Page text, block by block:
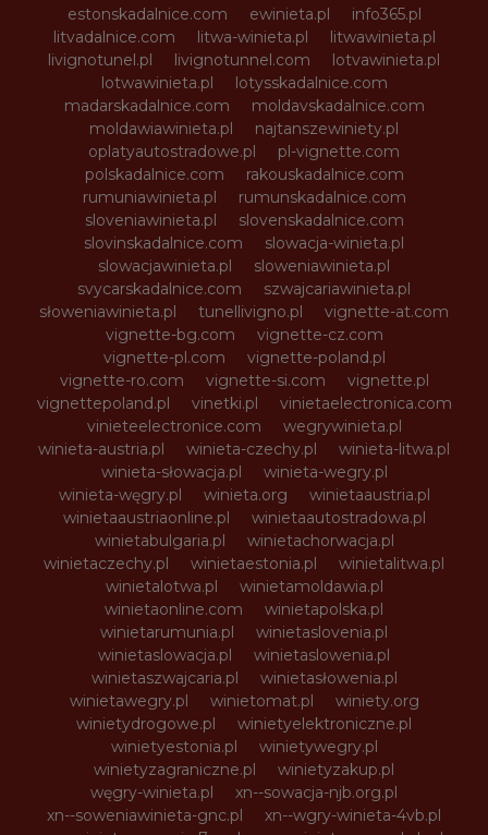
estonskadalnice.com
ewinieta.pl
info365.pl
litvadalnice.com
litwa-winieta.pl
litwawinieta.pl
livignotunel.pl
livignotunnel.com
lotvawinieta.pl
lotwawinieta.pl
lotysskadalnice.com
madarskadalnice.com
moldavskadalnice.com
moldawiawinieta.pl
najtanszewiniety.pl
oplatyautostradowe.pl
pl-vignette.com
polskadalnice.com
rakouskadalnice.com
rumuniawinieta.pl
rumunskadalnice.com
sloveniawinieta.pl
slovenskadalnice.com
slovinskadalnice.com
slowacja-winieta.pl
slowacjawinieta.pl
sloweniawinieta.pl
svycarskadalnice.com
szwajcariawinieta.pl
słoweniawinieta.pl
tunellivigno.pl
vignette-at.com
vignette-bg.com
vignette-cz.com
vignette-pl.com
vignette-poland.pl
vignette-ro.com
vignette-si.com
vignette.pl
vignettepoland.pl
vinetki.pl
vinietaelectronica.com
vinieteelectronice.com
wegrywinieta.pl
winieta-austria.pl
winieta-czechy.pl
winieta-litwa.pl
winieta-słowacja.pl
winieta-wegry.pl
winieta-węgry.pl
winieta.org
winietaaustria.pl
winietaaustriaonline.pl
winietaautostradowa.pl
winietabulgaria.pl
winietachorwacja.pl
winietaczechy.pl
winietaestonia.pl
winietalitwa.pl
winietalotwa.pl
winietamoldawia.pl
winietaonline.com
winietapolska.pl
winietarumunia.pl
winietaslovenia.pl
winietaslowacja.pl
winietaslowenia.pl
winietaszwajcaria.pl
winietasłowenia.pl
winietawegry.pl
winietomat.pl
winiety.org
winietydrogowe.pl
winietyelektroniczne.pl
winietyestonia.pl
winietywegry.pl
winietyzagraniczne.pl
winietyzakup.pl
węgry-winieta.pl
xn--sowacja-njb.org.pl
xn--soweniawinieta-gnc.pl
xn--wgry-winieta-4vb.pl